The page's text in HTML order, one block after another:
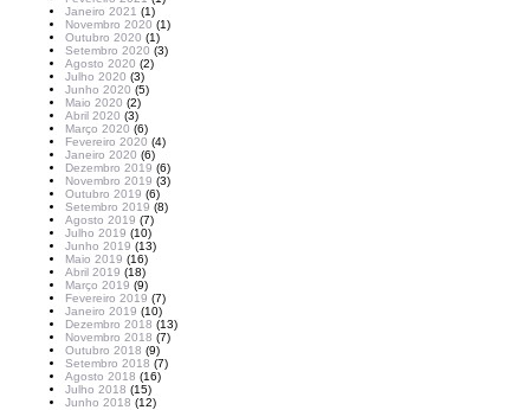
Janeiro 2021 (1)
Novembro 2020 (1)
Outubro 2020 (1)
Setembro 2020 (3)
Agosto 2020 (2)
Julho 2020 (3)
Junho 2020 (5)
Maio 2020 (2)
Abril 2020 (3)
Março 2020 (6)
Fevereiro 2020 (4)
Janeiro 2020 (6)
Dezembro 2019 (6)
Novembro 2019 (3)
Outubro 2019 (6)
Setembro 2019 (8)
Agosto 2019 (7)
Julho 2019 (10)
Junho 2019 (13)
Maio 2019 (16)
Abril 2019 (18)
Março 2019 (9)
Fevereiro 2019 (7)
Janeiro 2019 (10)
Dezembro 2018 (13)
Novembro 2018 (7)
Outubro 2018 (9)
Setembro 2018 (7)
Agosto 2018 (16)
Julho 2018 (15)
Junho 2018 (12)